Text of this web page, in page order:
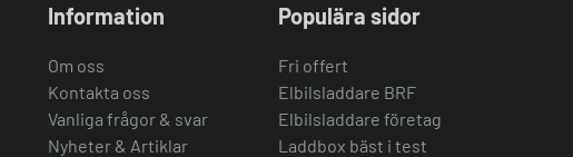
Information
Om oss
Kontakta oss
Vanliga frågor & svar
Nyheter & Artiklar
Populära sidor
Fri offert
Elbilsladdare BRF
Elbilsladdare företag
Laddbox bäst i test